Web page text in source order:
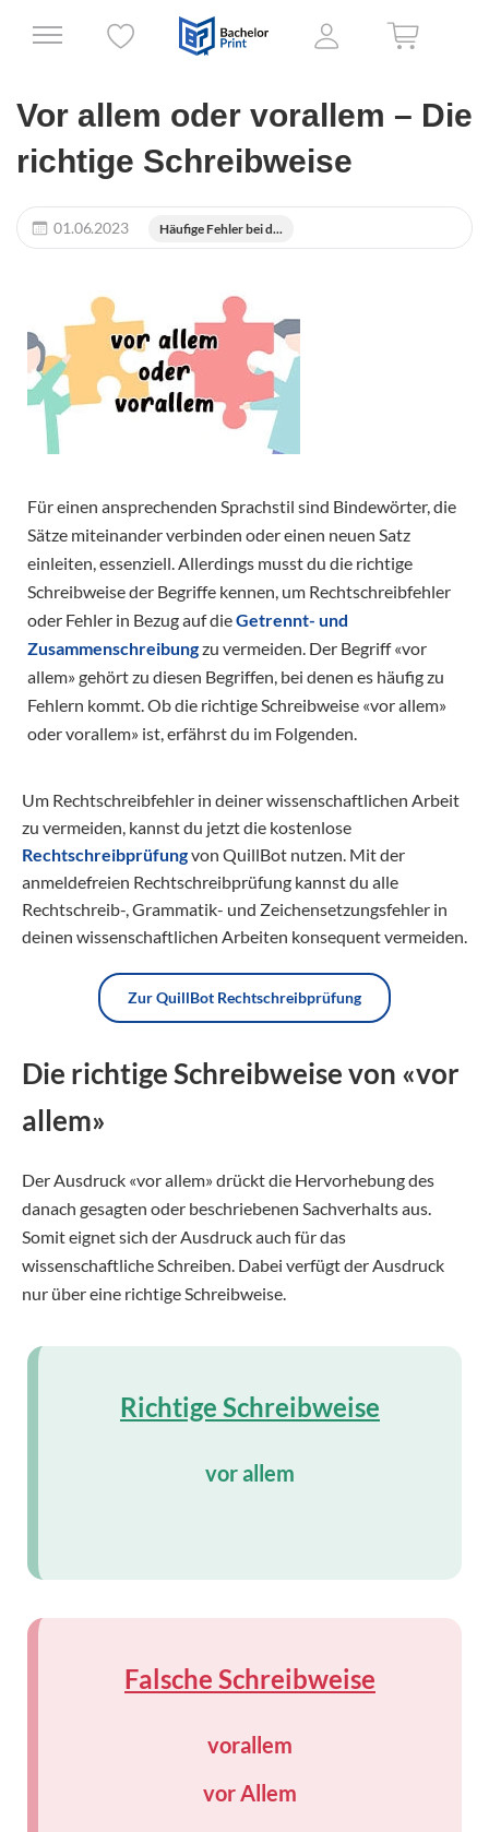
Vor allem oder vorallem – Die
richtige Schreibweise
01.06.2023 Häufige Fehler bei d...
Für einen ansprechenden Sprachstil sind Bindewörter, die
Sätze miteinander verbinden oder einen neuen Satz
einleiten, essenziell. Allerdings musst du die richtige
Schreibweise der Begriffe kennen, um Rechtschreibfehler
oder Fehler in Bezug auf dieGetrennt- und
Zusammenschreibungzu vermeiden. Der Begriff «vor
allem» gehört zu diesen Begriffen, bei denen es häufig zu
Fehlern kommt. Ob die richtige Schreibweise «vor allem»
oder vorallem» ist, erfährst du im Folgenden.
Um Rechtschreibfehler in deiner wissenschaftlichen Arbeit
zu vermeiden, kannst du jetzt die kostenlose
Rechtschreibprüfungvon QuillBot nutzen. Mit der
anmeldefreien Rechtschreibprüfung kannst du alle
Rechtschreib-, Grammatik- und Zeichensetzungsfehler in
deinen wissenschaftlichen Arbeiten konsequent vermeiden.
Zur QuillBot Rechtschreibprüfung
Die richtige Schreibweise von «vor
allem»
Der Ausdruck «vor allem» drückt die Hervorhebung des
danach gesagten oder beschriebenen Sachverhalts aus.
Somit eignet sich der Ausdruck auch für das
wissenschaftliche Schreiben. Dabei verfügt der Ausdruck
nur über eine richtige Schreibweise.
Richtige Schreibweise
vor allem
Falsche Schreibweise
vorallem
vor Allem